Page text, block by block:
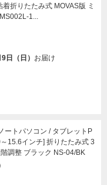
着折りたたみ式 MOVAS版 ミ
1...
日（日） お届け
トパソコン / タブレットP
15.6インチ] 折りたたみ式 3
調整 ブラック NS-04/BK